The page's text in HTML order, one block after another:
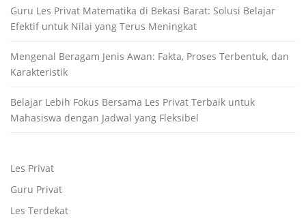
Guru Les Privat Matematika di Bekasi Barat: Solusi Belajar
Efektif untuk Nilai yang Terus Meningkat
Mengenal Beragam Jenis Awan: Fakta, Proses Terbentuk, dan
Karakteristik
Belajar Lebih Fokus Bersama Les Privat Terbaik untuk
Mahasiswa dengan Jadwal yang Fleksibel
Les Privat
Guru Privat
Les Terdekat